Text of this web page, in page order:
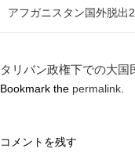
アフガニスタン国外脱出
タリバン政権下での大国
Bookmark the permalink
コメントを残す